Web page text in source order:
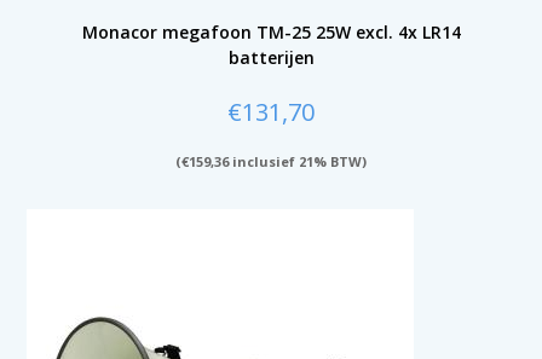
Monacor megafoon TM-25 25W excl. 4x LR14
batterijen
€131,70
(€159,36inclusief 21% BTW)